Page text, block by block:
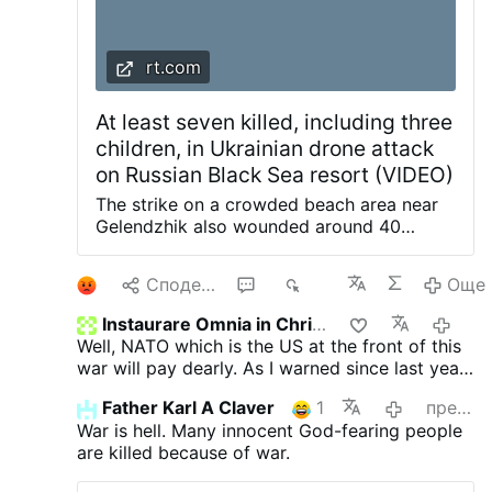
rt.com
At least seven killed, including three
children, in Ukrainian drone attack
on Russian Black Sea resort (VIDEO)
The strike on a crowded beach area near
Gelendzhik also wounded around 40
infrastructure, according to Krasnodar
Governor Veniamin Kondratyev At least
seven people, including three children,
have been killed in a Ukrainian drone
attack on a crowded beach area near the
Russian Black Sea resort of Gelendzhik,
according to local officials. The strike on
Monday also wounded around 40 people
and damaged civilian infrastructure,
Krasnodar Region Governor Veniamin
Споделяне
Още
Instaurare Omnia in Christo
Well, NATO which is the US at the front of this
war will pay dearly. As I warned since last year.
are. They can't win on the battlefield so they
go inside to kill many, many children and
civilians. That's what NATO wants. Just like in
Iran. Palestine, Lebanon and other countries. I
Father Karl A Claver 1
преди 4 дни
War is hell. Many innocent God-fearing people
are killed because of war.